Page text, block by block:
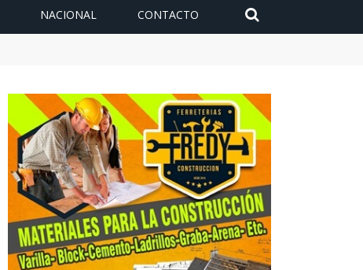
NACIONAL CONTACTO